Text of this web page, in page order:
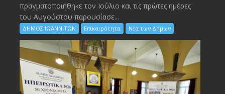
πραγματοποιήθηκε τον Ιούλιο και τις πρώτες ημέρες
του Αυγούστου παρουσίασε...
ΔΗΜΟΣ ΙΩΑΝΝΙΤΩΝ Επικαιρότητα Νέα των Δήμων